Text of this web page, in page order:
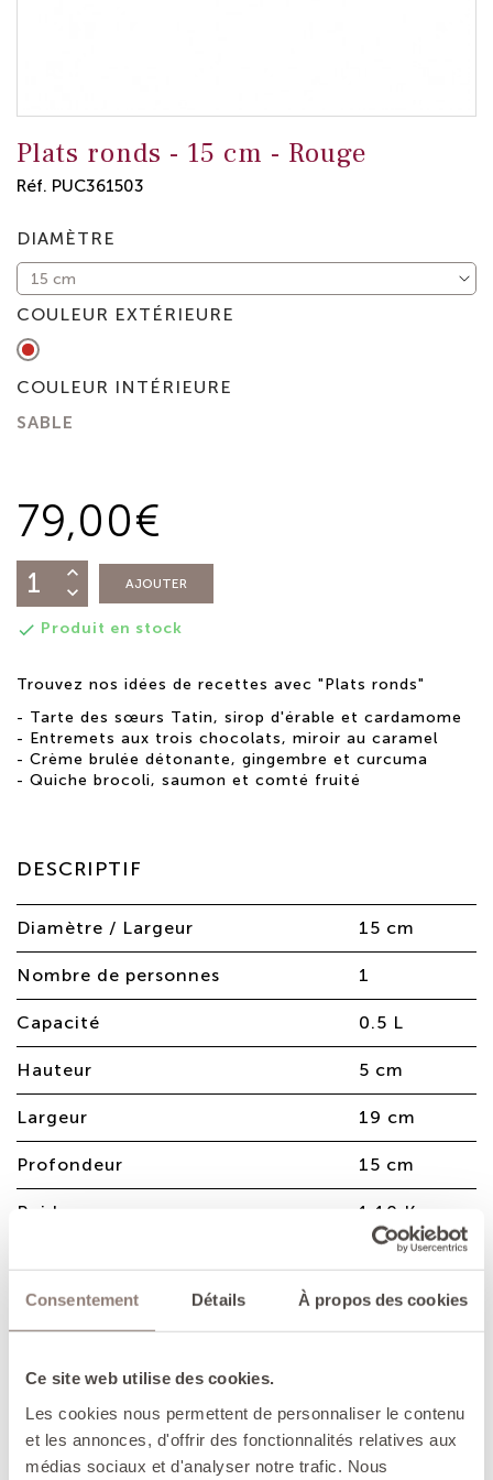
Consentement Détails À propos des cookies
Ce site web utilise des cookies.
Les cookies nous permettent de personnaliser le contenu
et les annonces, d'offrir des fonctionnalités relatives aux
médias sociaux et d'analyser notre trafic. Nous
Plats ronds - 15 cm - Rouge
Réf. PUC361503
DIAMÈTRE
COULEUR EXTÉRIEURE
Rouge
COULEUR INTÉRIEURE
SABLE
79,00€
AJOUTER
 Produit en stock
Trouvez nos idées de recettes avec "Plats ronds"
- Tarte des sœurs Tatin, sirop d'érable et cardamome
- Entremets aux trois chocolats, miroir au caramel
- Crème brulée détonante, gingembre et curcuma
- Quiche brocoli, saumon et comté fruité
DESCRIPTIF
Diamètre / Largeur 15 cm
Nombre de personnes 1
Capacité 0.5 L
Hauteur 5 cm
Largeur 19 cm
Profondeur 15 cm
Poids 1.10 Kg
Plat rond en fonte émaillée, idéal pour
cuire et servir directement à table avec
AVANTAGES
- La fonte retient efficacement la chaleur,